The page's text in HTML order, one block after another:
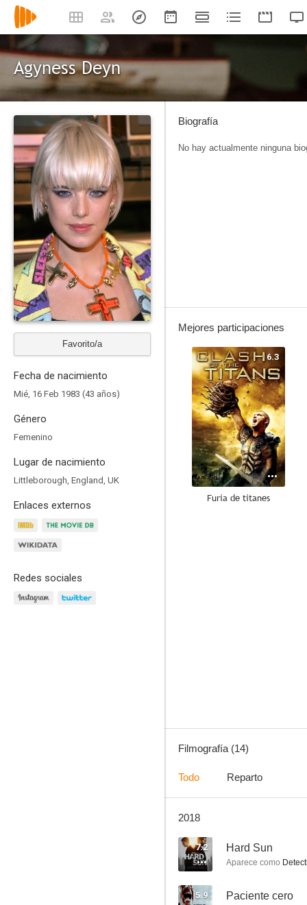
Agyness Deyn
Favorito/a
Fecha de nacimiento
Mié, 16 Feb 1983 (43 años)
Género
Femenino
Lugar de nacimiento
Littleborough, England, UK
Enlaces externos
Redes sociales
Biografía
No hay actualmente ninguna
Mejores participaciones
6.3
Furia de titanes
Filmografía (14)
Todo Reparto
2018
7.2 Hard Sun
Aparece como
5.9 Paciente cero